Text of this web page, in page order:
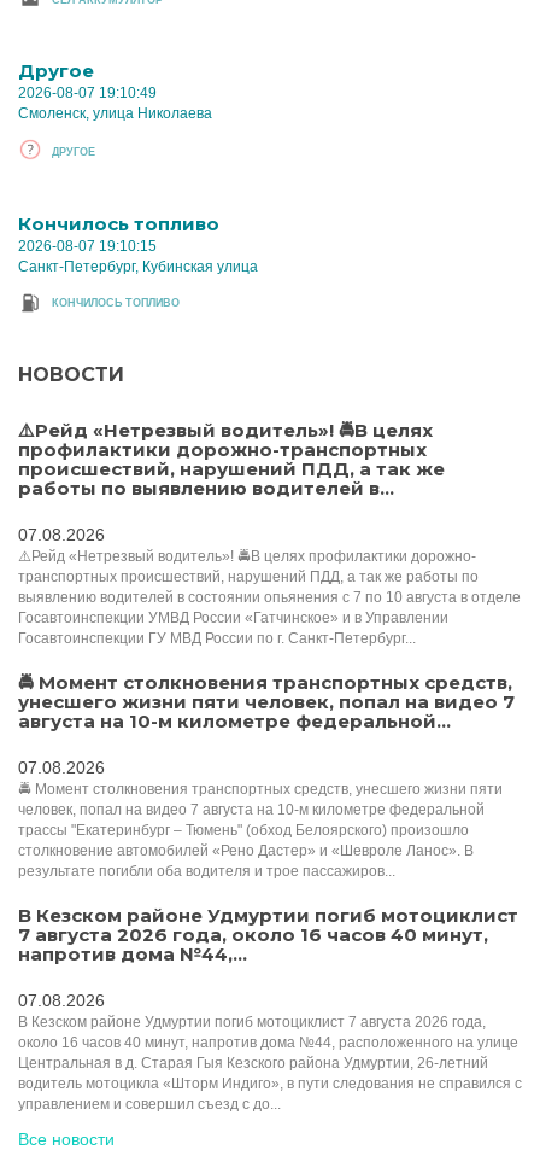
Другое
2026-08-07 19:10:49
Смоленск, улица Николаева
ДРУГОЕ
Кончилось топливо
2026-08-07 19:10:15
Санкт-Петербург, Кубинская улица
КОНЧИЛОСЬ ТОПЛИВО
НОВОСТИ
⚠️Рейд «Нетрезвый водитель»! 🚔В целях
профилактики дорожно-транспортных
происшествий, нарушений ПДД, а так же
работы по выявлению водителей в...
07.08.2026
⚠️Рейд «Нетрезвый водитель»! 🚔В целях профилактики дорожно-
транспортных происшествий, нарушений ПДД, а так же работы по
выявлению водителей в состоянии опьянения с 7 по 10 августа в отделе
Госавтоинспекции УМВД России «Гатчинское» и в Управлении
Госавтоинспекции ГУ МВД России по г. Санкт-Петербург...
🚔 Момент столкновения транспортных средств,
унесшего жизни пяти человек, попал на видео 7
августа на 10-м километре федеральной...
07.08.2026
🚔 Момент столкновения транспортных средств, унесшего жизни пяти
человек, попал на видео 7 августа на 10-м километре федеральной
трассы "Екатеринбург – Тюмень" (обход Белоярского) произошло
столкновение автомобилей «Рено Дастер» и «Шевроле Ланос». В
результате погибли оба водителя и трое пассажиров...
В Кезском районе Удмуртии погиб мотоциклист
7 августа 2026 года, около 16 часов 40 минут,
напротив дома №44,...
07.08.2026
В Кезском районе Удмуртии погиб мотоциклист 7 августа 2026 года,
около 16 часов 40 минут, напротив дома №44, расположенного на улице
Центральная в д. Старая Гыя Кезского района Удмуртии, 26-летний
водитель мотоцикла «Шторм Индиго», в пути следования не справился с
управлением и совершил съезд с до...
Все новости